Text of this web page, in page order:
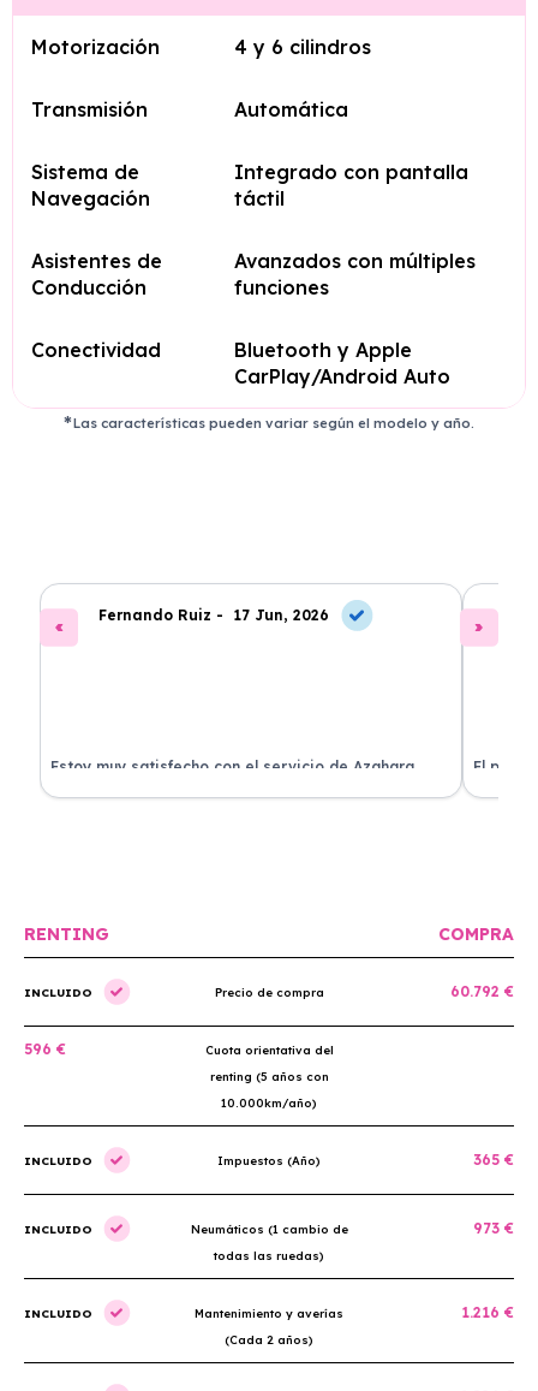
Motorización 4 y 6 cilindros
Transmisión Automática
Sistema de
Navegación
Integrado con pantalla
táctil
Asistentes de
Conducción
Avanzados con múltiples
funciones
Conectividad
Bluetooth y Apple
CarPlay/Android Auto
Las características pueden variar según el modelo y año.
Fernando Ruiz - 17 Jun, 2026
Estoy muy satisfecho con el servicio de Azahara
Renting. El coche está en perfectas condiciones y el
El
llegó
RENTING COMPRA
INCLUIDO Precio de compra 60.792 €
596 €
Cuota orientativa del
renting (5 años con
10.000km/año)
INCLUIDO Impuestos (Año) 365 €
INCLUIDO
Neumáticos (1 cambio de
todas las ruedas)
973 €
INCLUIDO
Mantenimiento y averías
(Cada 2 años)
1.216 €